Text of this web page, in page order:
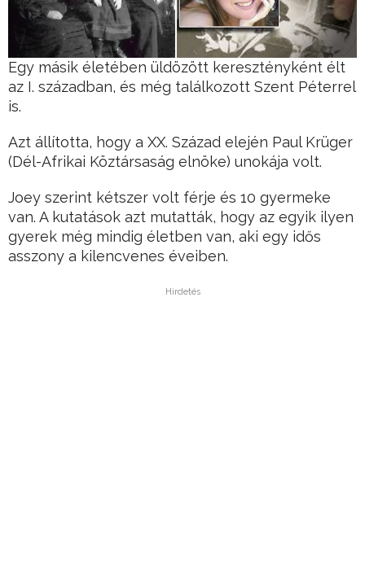
Egy másik életében üldözött keresztényként élt
az I. században, és még találkozott Szent Péterrel
is.
Azt állította, hogy a XX. Század elején Paul Krüger
(Dél-Afrikai Köztársaság elnöke) unokája volt.
Joey szerint kétszer volt férje és 10 gyermeke
van. A kutatások azt mutatták, hogy az egyik ilyen
gyerek még mindig életben van, aki egy idős
asszony a kilencvenes éveiben.
Hirdetés